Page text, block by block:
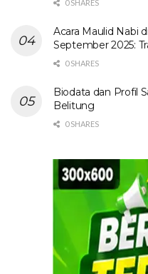
0 SHARES
Acara Maulid Nabi
September 2025:
0 SHARES
Biodata dan Profil
Belitung
0 SHARES